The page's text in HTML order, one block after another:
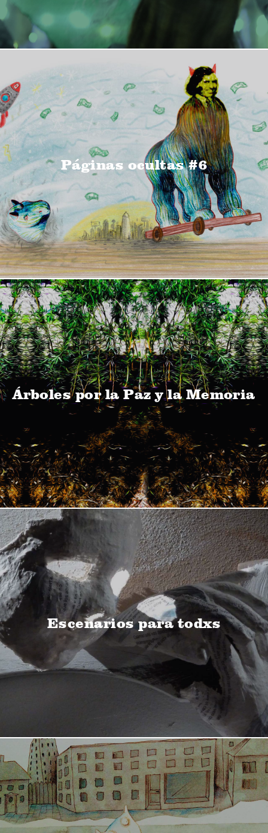
Páginas ocultas #6
Árboles por la Paz y la Memoria
Escenarios para todxs